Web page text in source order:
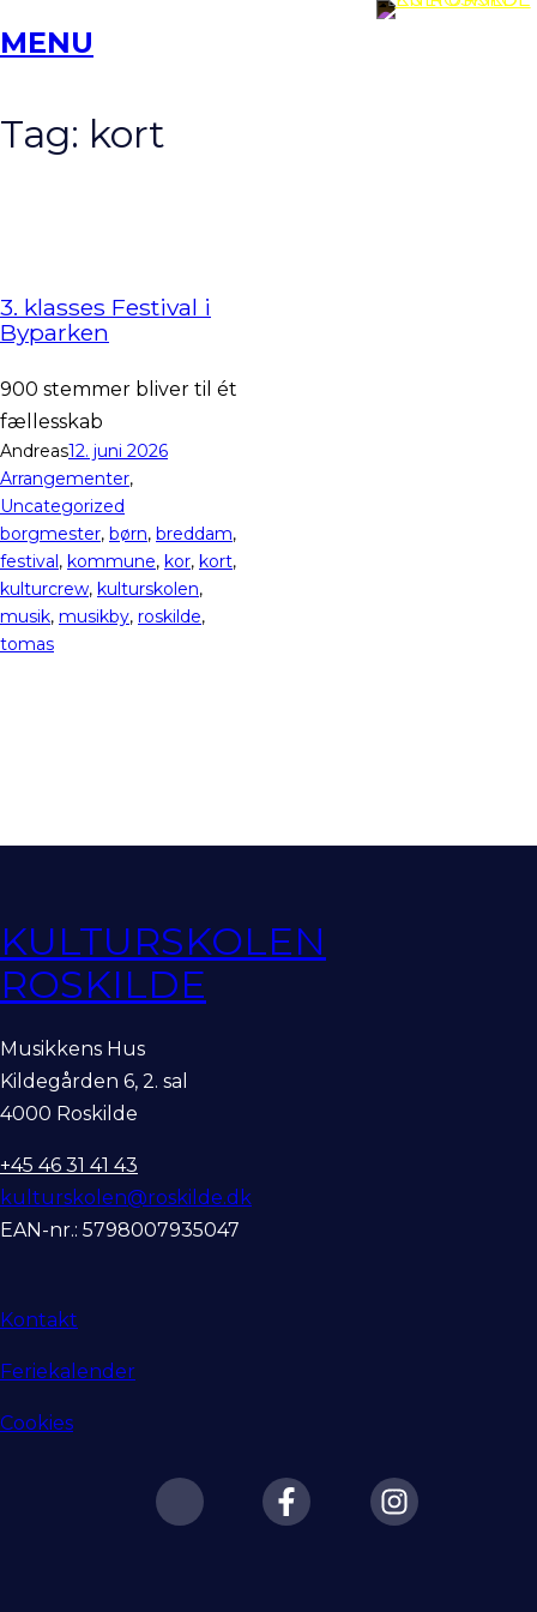
til
MENU
Tag: kort
3. klasses Festival i
Byparken
900 stemmer bliver til ét
fællesskab
Andreas12. juni 2026
Arrangementer
Uncategorized
borgmester, børn, breddam
festival, kommune, kor, kort
kulturcrew, kulturskolen
musik, musikby, roskilde
tomas
KULTURSKOLEN
ROSKILDE
Musikkens Hus
Kildegården 6, 2. sal
4000 Roskilde
+45 46 31 41 43
kulturskolen@roskilde.dk
EAN-nr.: 5798007935047
Kontakt
Feriekalender
Cookies